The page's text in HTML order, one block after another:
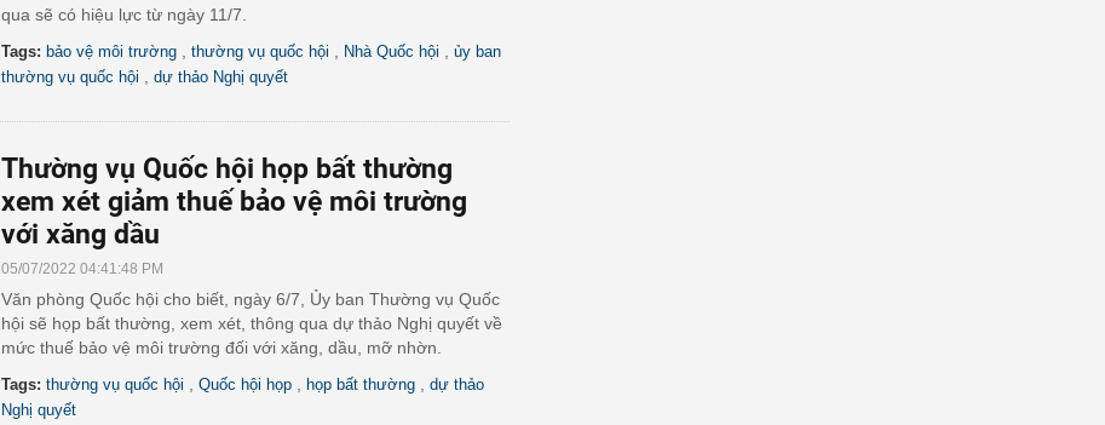
qua sẽ có hiệu lực từ ngày 11/7.
Tags: bảo vệ môi trường thường vụ quốc hội Nhà Quốc hội
ủy ban
thường vụ quốc hội
dự thảo Nghị quyết
Thường vụ Quốc hội họp bất thường
xem xét giảm thuế bảo vệ môi trường
với xăng dầu
05/07/2022 04:41:48 PM
Văn phòng Quốc hội cho biết, ngày 6/7, Ủy ban Thường vụ Quốc
hội sẽ họp bất thường, xem xét, thông qua dự thảo Nghị quyết về
mức thuế bảo vệ môi trường đối với xăng, dầu, mỡ nhờn.
Tags: thường vụ quốc hội Quốc hội họp họp bất thường
dự thảo
Nghị quyết